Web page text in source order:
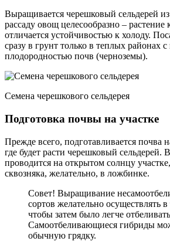
Выращивается черешковый сельдерей
рассаду овощ целесообразно – растение
отличается устойчивостью к холоду.
сразу в грунт только в теплых районах
плодородностью почв (черноземы).
Семена черешкового сельдерея
Подготовка почвы на участке
Прежде всего, подготавливается почва
где будет расти черешковый
проводится на открытом солнцу
сквозняка, желательно, в ложбинке.
Совет! Выращивание
сортов желательно осуществлять
чтобы затем было легче
Самоотбеливающиеся гибриды
обычную грядку.